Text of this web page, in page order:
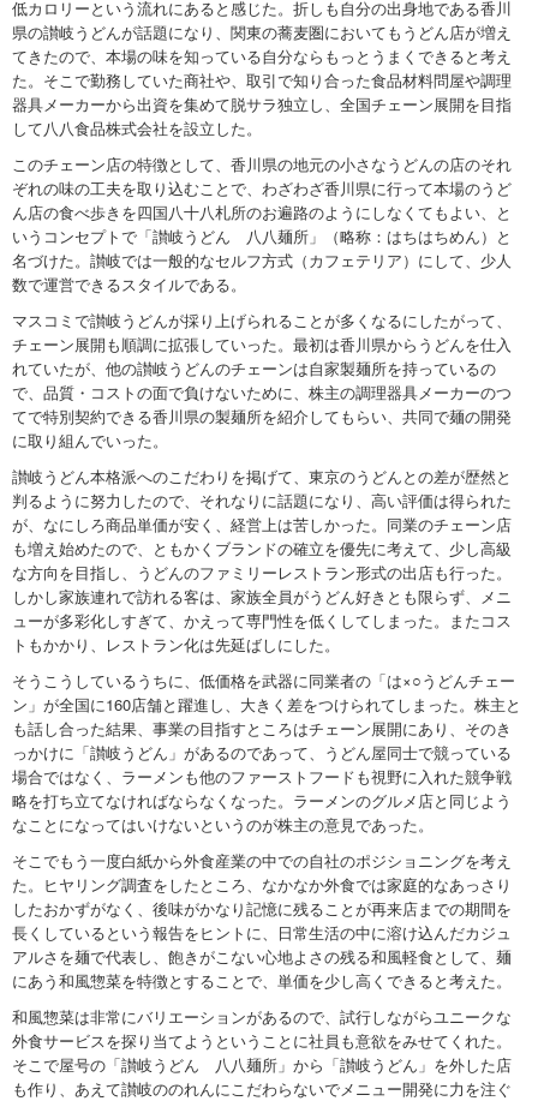
低カロリーという流れにあると感じた。折しも自分の出身地である香川
県の讃岐うどんが話題になり、関東の蕎麦圏においてもうどん店が増え
てきたので、本場の味を知っている自分ならもっとうまくできると考え
た。そこで勤務していた商社や、取引で知り合った食品材料問屋や調理
器具メーカーから出資を集めて脱サラ独立し、全国チェーン展開を目指
して八八食品株式会社を設立した。
このチェーン店の特徴として、香川県の地元の小さなうどんの店のそれ
ぞれの味の工夫を取り込むことで、わざわざ香川県に行って本場のうど
ん店の食べ歩きを四国八十八札所のお遍路のようにしなくてもよい、と
いうコンセプトで「讃岐うどん 八八麺所」（略称：はちはちめん）と
名づけた。讃岐では一般的なセルフ方式（カフェテリア）にして、少人
数で運営できるスタイルである。
マスコミで讃岐うどんが採り上げられることが多くなるにしたがって、
チェーン展開も順調に拡張していった。最初は香川県からうどんを仕入
れていたが、他の讃岐うどんのチェーンは自家製麺所を持っているの
で、品質・コストの面で負けないために、株主の調理器具メーカーのつ
てで特別契約できる香川県の製麺所を紹介してもらい、共同で麺の開発
に取り組んでいった。
讃岐うどん本格派へのこだわりを掲げて、東京のうどんとの差が歴然と
判るように努力したので、それなりに話題になり、高い評価は得られた
が、なにしろ商品単価が安く、経営上は苦しかった。同業のチェーン店
も増え始めたので、ともかくブランドの確立を優先に考えて、少し高級
な方向を目指し、うどんのファミリーレストラン形式の出店も行った。
しかし家族連れで訪れる客は、家族全員がうどん好きとも限らず、メニ
ューが多彩化しすぎて、かえって専門性を低くしてしまった。またコス
トもかかり、レストラン化は先延ばしにした。
そうこうしているうちに、低価格を武器に同業者の「は×○うどんチェー
ン」が全国に160店舗と躍進し、大きく差をつけられてしまった。株主と
も話し合った結果、事業の目指すところはチェーン展開にあり、そのき
っかけに「讃岐うどん」があるのであって、うどん屋同士で競っている
場合ではなく、ラーメンも他のファーストフードも視野に入れた競争戦
略を打ち立てなければならなくなった。ラーメンのグルメ店と同じよう
なことになってはいけないというのが株主の意見であった。
そこでもう一度白紙から外食産業の中での自社のポジショニングを考え
た。ヒヤリング調査をしたところ、なかなか外食では家庭的なあっさり
したおかずがなく、後味がかなり記憶に残ることが再来店までの期間を
長くしているという報告をヒントに、日常生活の中に溶け込んだカジュ
アルさを麺で代表し、飽きがこない心地よさの残る和風軽食として、麺
にあう和風惣菜を特徴とすることで、単価を少し高くできると考えた。
和風惣菜は非常にバリエーションがあるので、試行しながらユニークな
外食サービスを探り当てようということに社員も意欲をみせてくれた。
そこで屋号の「讃岐うどん 八八麺所」から「讃岐うどん」を外した店
も作り、あえて讃岐ののれんにこだわらないでメニュー開発に力を注ぐ